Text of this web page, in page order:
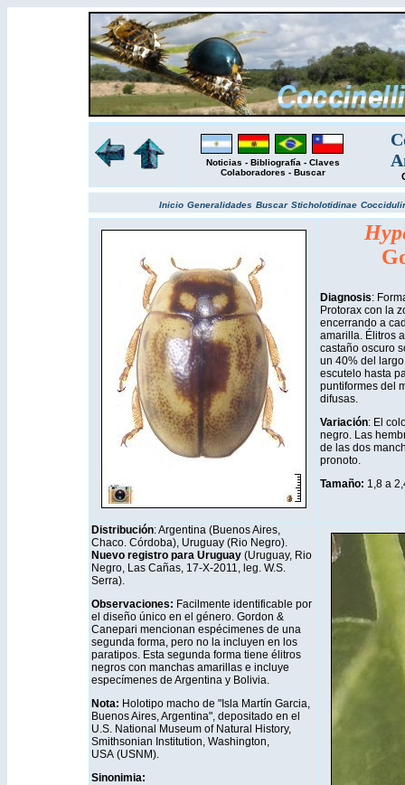
Noticias - Bibliografía - Claves
Colaboradores - Buscar
Inicio Generalidades Buscar Sticholotidinae
Diagnosis:
Protorax con la
encerrando a
amarilla. Élitros
castaño oscuro
un 40% del
escutelo hasta
puntiformes del
difusas.
Variación: El
negro. Las
de las dos
pronoto.
Tamaño: 1,8 a
Distribución: Argentina (Buenos Aires,
Chaco. Córdoba), Uruguay (Rio Negro).
Nuevo registro para Uruguay(Uruguay, Rio
Negro, Las Cañas, 17-X-2011, leg. W.S.
Serra).
Observaciones: Facilmente identificable por
el diseño único en el género. Gordon &
Canepari mencionan espécimenes de una
segunda forma, pero no la incluyen en los
paratipos. Esta segunda forma tiene élitros
negros con manchas amarillas e incluye
especímenes de Argentina y Bolivia.
Nota: Holotipo macho de "Isla Martín Garcia,
Buenos Aires, Argentina", depositado en el
U.S. National Museum of Natural History,
Smithsonian Institution, Washington,
USA (USNM).
Sinonimia: